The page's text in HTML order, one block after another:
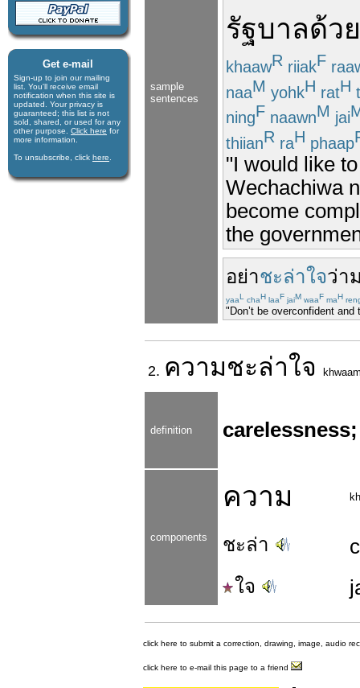
Get e-mail
Sign-up to join our mail­ing
list. You'll receive e­mail
notification when this site is
updated. Your privacy is
guaran­teed; this list is not
sold, shared, or used for any
other purpose. Click here for
more infor­mation.
To unsubscribe, click here
sample
sentences
รัฐบาลด้วย
khaawR riiakF
naaM yohkH ratH
ningF naawnM jai
thiianR raH phaap
"I would like
Wechachiwa
become
the
อย่าชะล่าใจว่า
yaaL chaH laaF jaiM waaF maH
"Don’t be overconfident
2. ความชะล่าใจ
definition
components
ความ
ชะล่า
ใจ
click here to submit a correction, drawing, image, audio
click here to e-mail this page to a friend